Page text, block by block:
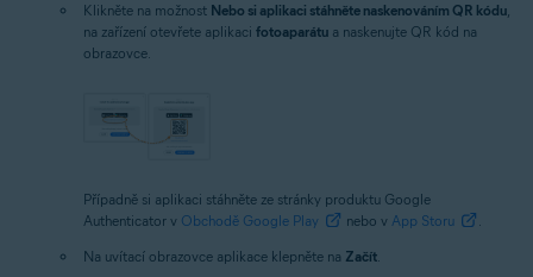
Klikněte na možnost Nebo si aplikaci stáhněte naskenováním QR kódu,
na zařízení otevřete aplikaci fotoaparátu a naskenujte QR kód na
obrazovce.
Případně si aplikaci stáhněte ze stránky produktu Google
Authenticator v Obchodě Google Play nebo v App Storu
Na uvítací obrazovce aplikace klepněte na Začít